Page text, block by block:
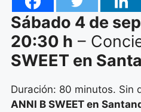
Sábado 4 de
20:30 h –
SWEET en
Duración: 80 minutos. Sin
ANNI B SWEET en